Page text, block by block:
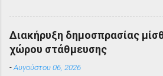
Διακήρυξη δημοσπρασίας
χώρου στάθμευσης
-Αυγούστου 06, 2026